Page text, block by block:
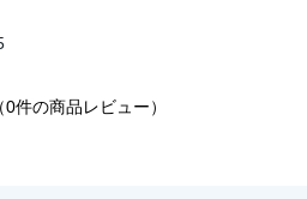
（0件の商品レビュー）